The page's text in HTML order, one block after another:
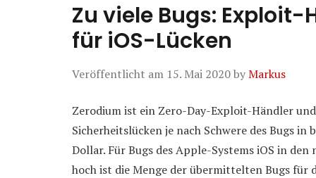
Zu viele Bugs:
für iOS-Lücken
Veröffentlicht am 15. Mai 2020byMarkus
Zerodium ist ein Zero-Day-Exploit-Händler
Sicherheitslücken je nach Schwere des Bugs
Dollar. Für Bugs des Apple-Systems iOS in
hoch ist die Menge der übermittelten Bugs für